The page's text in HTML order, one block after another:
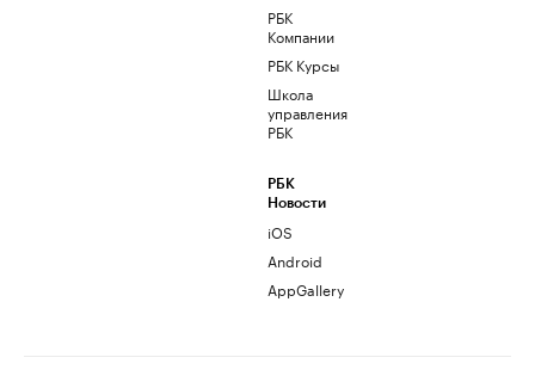
РБК
Компании
РБК Курсы
Школа
управления
РБК
РБК
Новости
iOS
Android
AppGallery